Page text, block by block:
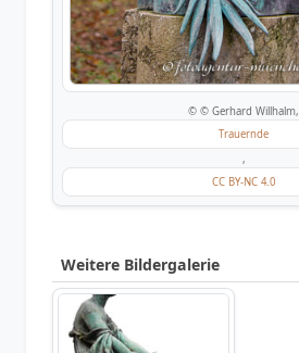
© © Gerhard Willhalm,
Trauernde
,
CC BY-NC 4.0
Weitere Bildergalerie